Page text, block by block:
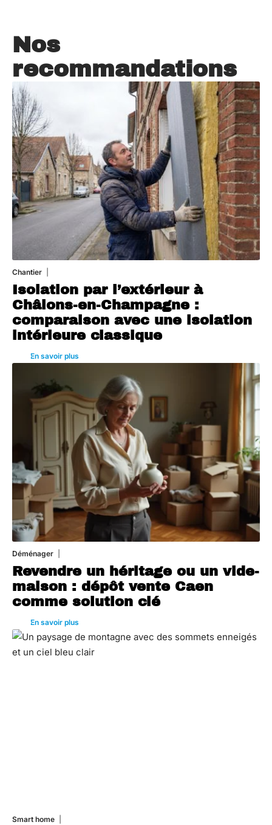
Nos
recommandations
Chantier
Isolation par l’extérieur à
Châlons-en-Champagne :
comparaison avec une isolation
intérieure classique
En savoir plus
Déménager
Revendre un héritage ou un vide-
maison : dépôt vente Caen
comme solution clé
En savoir plus
Smart home